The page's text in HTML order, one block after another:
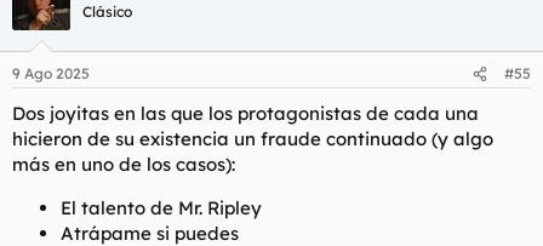
Clásico
9 Ago 2025 #55
Dos joyitas en las que los protagonistas de cada una
hicieron de su existencia un fraude continuado (y algo
más en uno de los casos):
El talento de Mr. Ripley
Atrápame si puedes